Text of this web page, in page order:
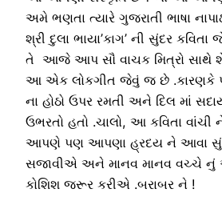
અમે ભણતા ત્યારે ગુજરાતી ભાષા
શ્રી દુલા ભાયા’કાગ’ ની સુંદર
તે આજે આપ સૌ વાચક મિત્રો સાથે
આ એક લોકગીત જેવું જ છે .કારણકે
ના હોઠો ઉપર રમતી અને દિલ માં
ઉભરતો હતો .ચાલો, આ કવિતા
આપણે પણ આપણા હ્રદય ને આવા
સજાવીએ અને માનવ માનવ વચ્ચે નું
કોશિશ જરૂર કરીએ .બરાબર ને !